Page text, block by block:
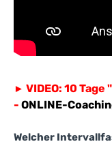
► VIDEO: 10
- ONLINE-
Welcher